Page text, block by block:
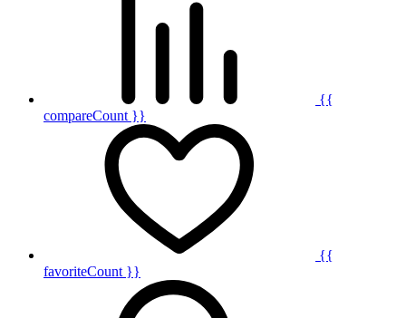
{{
compareCount }}
{{
favoriteCount }}